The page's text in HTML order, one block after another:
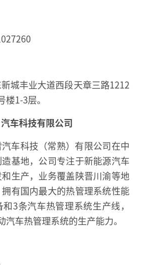
城丰业大道西段天章三路1212
1-3层。
车科技有限公司
车科技（常熟）有限公司在中
基地，公司专注于新能源汽车
生产，业务覆盖陕晋川渝等地
有国内最大的热管理系统性能
3条汽车热管理系统生产线，
汽车热管理系统的生产能力。